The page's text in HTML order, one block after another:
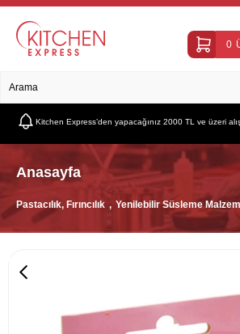
0
Kitchen Express’den yapacağınız 2000 TL ve üzeri
Anasayfa
Pastacılık, Fırıncılık Yenilebilir Süsleme